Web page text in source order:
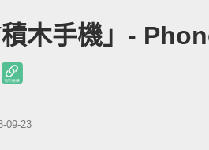
積木手機」-
09-23